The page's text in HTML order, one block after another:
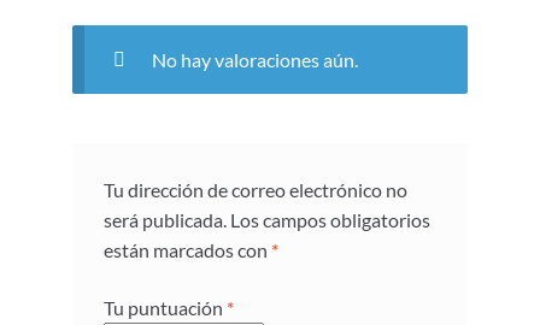
No hay valoraciones aún.
Tu dirección de correo electrónico no
será publicada. Los campos obligatorios
están marcados con *
Tu puntuación *